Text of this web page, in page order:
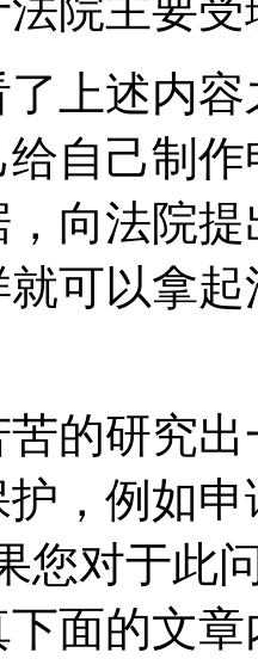
上述内
自己制
向法院
可以拿
的研究
，例如
您对于此
面的文